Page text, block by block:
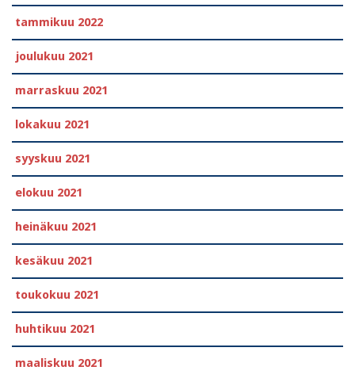
tammikuu 2022
joulukuu 2021
marraskuu 2021
lokakuu 2021
syyskuu 2021
elokuu 2021
heinäkuu 2021
kesäkuu 2021
toukokuu 2021
huhtikuu 2021
maaliskuu 2021